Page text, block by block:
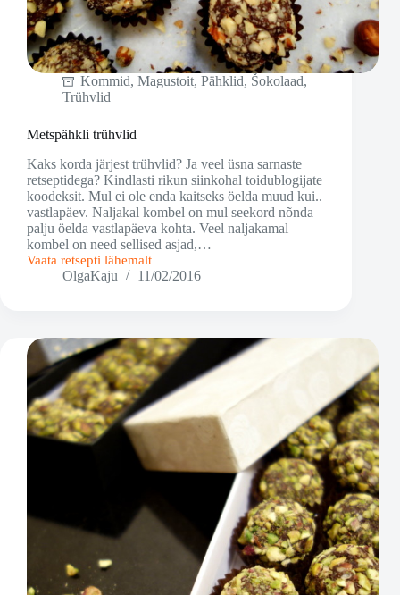
Kommid, Magustoit, Pähklid, Šokolaad,
Trühvlid
Metspähkli trühvlid
Kaks korda järjest trühvlid? Ja veel üsna sarnaste
retseptidega? Kindlasti rikun siinkohal toidublogijate
koodeksit. Mul ei ole enda kaitseks öelda muud kui..
vastlapäev. Naljakal kombel on mul seekord nõnda
palju öelda vastlapäeva kohta. Veel naljakamal
kombel on need sellised asjad,…
Vaata retsepti lähemalt
Metspähkli
trühvlidOlgaKaju 11/02/2016